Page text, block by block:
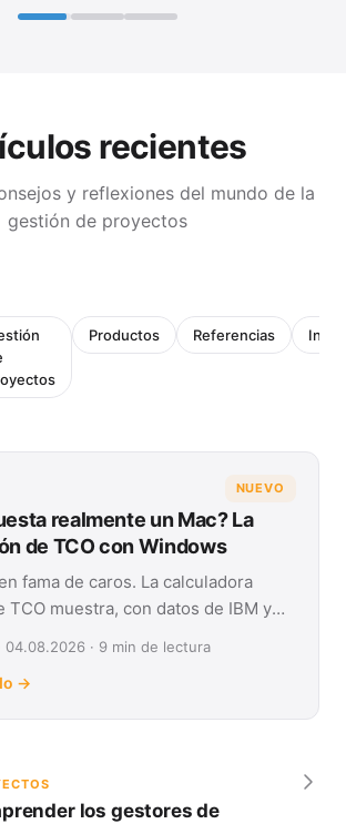
recientes
y reflexiones del mundo de la
gestión de proyectos
Productos Referencias
NUEVO
realmente un Mac? La
de TCO con Windows
fama de caros. La calculadora
TCO muestra, con datos de IBM y
04.08.2026 · 9 min de lectura
→
los gestores de